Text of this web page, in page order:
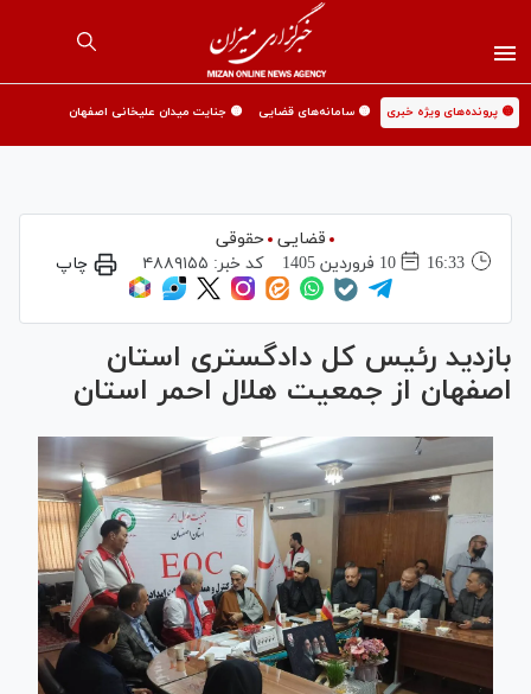
🟡 پرونده‌های ویژه خبری 🟡 سامانه‌های قضایی 🟡 جنایت میدان علیخانی اصفهان
قضایی حقوقی
16:33
10 فروردين 1405 کد خبر: ۴۸۸۹۱۵۵ چاپ
بازدید رئیس کل دادگستری استان
اصفهان از جمعیت هلال احمر استان